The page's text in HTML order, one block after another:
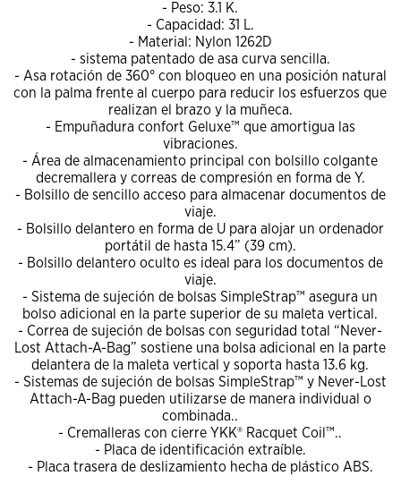
- Peso: 3.1 K.
- Capacidad: 31 L.
- Material: Nylon 1262D
- sistema patentado de asa curva sencilla.
- Asa rotación de 360° con bloqueo en una posición natural
con la palma frente al cuerpo para reducir los esfuerzos que
realizan el brazo y la muñeca.
- Empuñadura confort Geluxe™ que amortigua las
vibraciones.
- Área de almacenamiento principal con bolsillo colgante
decremallera y correas de compresión en forma de Y.
- Bolsillo de sencillo acceso para almacenar documentos de
viaje.
- Bolsillo delantero en forma de U para alojar un ordenador
portátil de hasta 15.4” (39 cm).
- Bolsillo delantero oculto es ideal para los documentos de
viaje.
- Sistema de sujeción de bolsas SimpleStrap™ asegura un
bolso adicional en la parte superior de su maleta vertical.
- Correa de sujeción de bolsas con seguridad total “Never-
Lost Attach-A-Bag” sostiene una bolsa adicional en la parte
delantera de la maleta vertical y soporta hasta 13.6 kg.
- Sistemas de sujeción de bolsas SimpleStrap™ y Never-Lost
Attach-A-Bag pueden utilizarse de manera individual o
combinada..
- Cremalleras con cierre YKK® Racquet Coil™..
- Placa de identificación extraíble.
- Placa trasera de deslizamiento hecha de plástico ABS.